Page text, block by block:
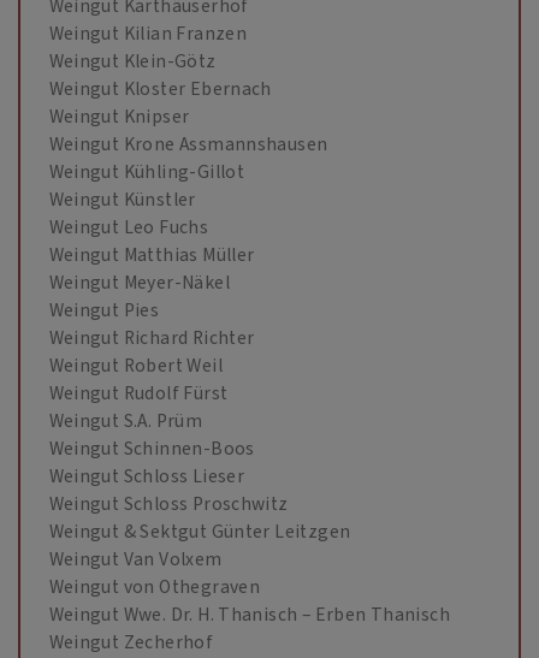
Weingut Karthäuserhof
Weingut Kilian Franzen
Weingut Klein-Götz
Weingut Kloster Ebernach
Weingut Knipser
Weingut Krone Assmannshausen
Weingut Kühling-Gillot
Weingut Künstler
Weingut Leo Fuchs
Weingut Matthias Müller
Weingut Meyer-Näkel
Weingut Pies
Weingut Richard Richter
Weingut Robert Weil
Weingut Rudolf Fürst
Weingut S.A. Prüm
Weingut Schinnen-Boos
Weingut Schloss Lieser
Weingut Schloss Proschwitz
Weingut & Sektgut Günter Leitzgen
Weingut Van Volxem
Weingut von Othegraven
Weingut Wwe. Dr. H. Thanisch – Erben Thanisch
Weingut Zecherhof